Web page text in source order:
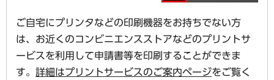
ご自宅にプリンタなどの印刷機器をお持ちでない方
は、お近くのコンビニエンスストアなどのプリントサ
ービスを利用して申請書等を印刷することができま
す。 詳細はプリントサービスのご案内ページをご覧く